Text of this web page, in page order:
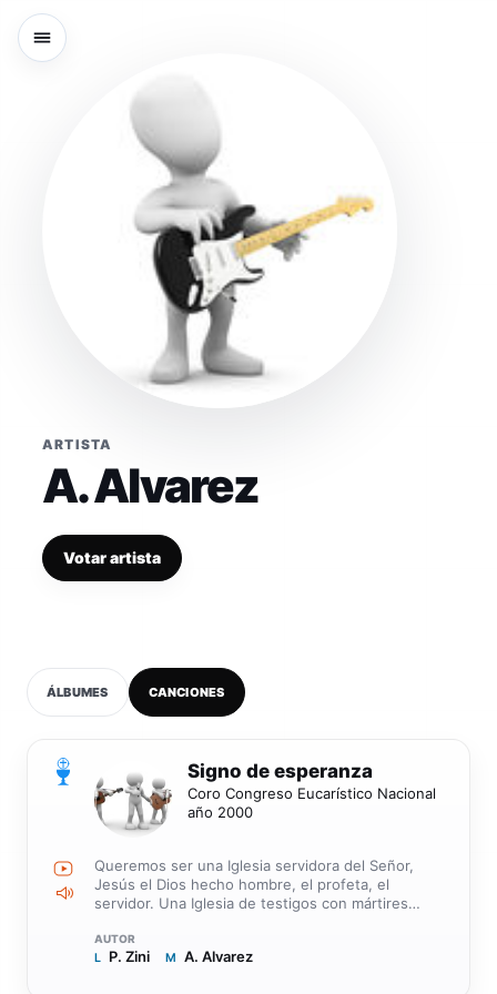
ARTISTA
A. Alvarez
Votar artista
ÁLBUMES CANCIONES
Signo de esperanza
Coro Congreso Eucarístico Nacional
año 2000
L P. Zini M A. Alvarez
0
Queremos ser una Iglesia servidora del Señor,
Jesús el Dios hecho hombre, el profeta, el
servidor. Una Iglesia de testigos con mártires
nuevo el pecador. Signo de esperanza, causa de
alegría, con Santa María y un Jesús pascual, la